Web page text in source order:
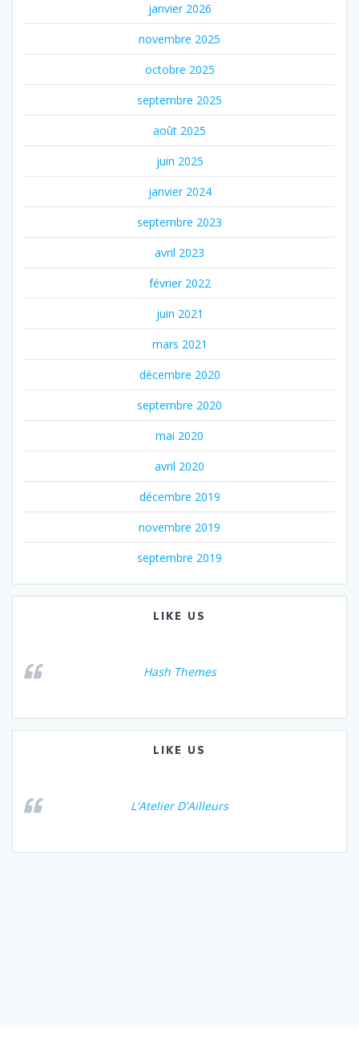
janvier 2026
novembre 2025
octobre 2025
septembre 2025
août 2025
juin 2025
janvier 2024
septembre 2023
avril 2023
février 2022
juin 2021
mars 2021
décembre 2020
septembre 2020
mai 2020
avril 2020
décembre 2019
novembre 2019
septembre 2019
LIKE US
Hash Themes
LIKE US
L'Atelier D'Ailleurs